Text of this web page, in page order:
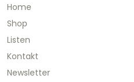
Home
Shop
Listen
Kontakt
Newsletter